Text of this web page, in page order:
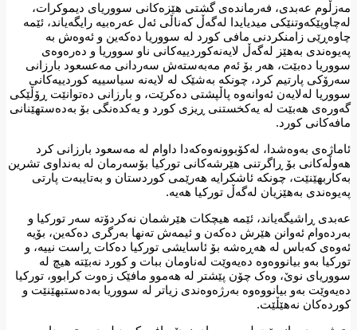
مەزڵوم عەبدی، فەرماندەی گشتی هێزەکانی سووریای دیموکرات،
لەچاوپێکەوتنێکی میدیایدا لەگەڵ کەناڵی ئەل عەرەبیە رایگەیاند، ئێمە
چاوەڕێی زامنکردنی مافی کورد لە سووریا دەکەین و ئەوەش بە
پەیوەندی بەهێز لەگەڵ لایەنەکوردییەکانی ناو سووریا و دەرەوەی
سووریا دەبێت، هەر بۆ ئەم مەبەستەش سەردانی مەعسعود بارزانی
سەرۆکی پارتیم کرد، چونکە بەشێک لە لایەنە سیاسییە کوردییەکانی
سووریا لەلایەن ئەوانەوە پاڵپشتی دەکرێت، و بارزانی دەتوانێت ڕۆڵێکی
گەورەی هەبێت لە یەکخستنی ڕیزی کورد و یەکدەنگی بۆ بەدەستهێنانی
مافەکانی کورد.
ئاماژەی بەوەشدا، لەکۆبوونەوەکەدا داوام لە مەسعود بارزانی کرد
هەوڵەکانی بۆ ڕاگرتنی هێرشەکانی تورکیا بۆسەرمان لە بەنداوی تشرین
بەکاربهێنێت، چونکە ئاشکرایە هەرێمی کوردستان و بەتایبەت پارتی
پەیوەندی بەهێزیان لەگەڵ تورکیا هەیە.
عەبدی ڕاشیگەیاند، ئێمە هیچکات هێرشمان نەکردۆتە سەر تورکیا و
بەردەوام ئەوانن هێرش دەکەن و ئیمەش تەنها بەرگری دەکەین، بۆیە
ئەوەی کەباس لە هەڕەشە بۆ ئاسایشی تورکیا دەکات ڕاست نییە، و
تورکیا بەو بیانووەوە دەیەوێت لەناومان ببات و کورد نەبێتە هیچ لە
سووریای نوێ، وەک چۆن پێشتر لە هەموو مافێک زەوت کرابوو، تورکیا
دەیەوێت بەو بیانووەوە بەرژەوەندی زیاتر لە سووریا بەدەستبهێنێت و
کوردەکان نەهێڵێت.